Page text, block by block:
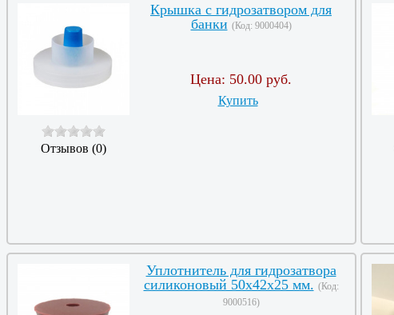
Отзывов (0)
Крышка с гидрозатвором для
банки (Код: 9000404)
Цена: 50.00 руб.
Купить
Уплотнитель для гидрозатвора
силиконовый 50х42х25 мм. (Код:
9000516)